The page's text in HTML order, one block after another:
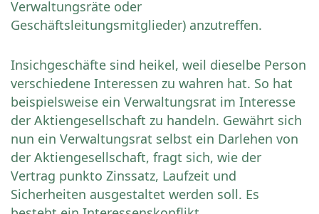
Verwaltungsräte oder
Geschäftsleitungsmitglieder) anzutreffen.
Insichgeschäfte sind heikel, weil dieselbe Person
verschiedene Interessen zu wahren hat. So hat
beispielsweise ein Verwaltungsrat im Interesse
der Aktiengesellschaft zu handeln. Gewährt sich
nun ein Verwaltungsrat selbst ein Darlehen von
der Aktiengesellschaft, fragt sich, wie der
Vertrag punkto Zinssatz, Laufzeit und
Sicherheiten ausgestaltet werden soll. Es